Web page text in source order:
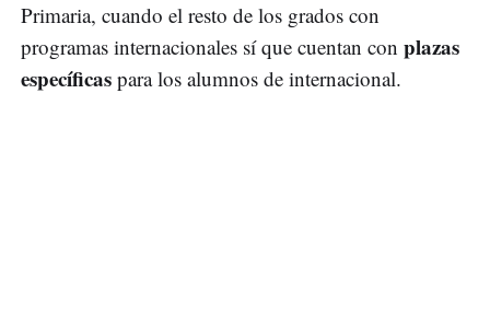
Primaria, cuando el resto de los grados con
programas internacionales sí que cuentan con plazas
específicas para los alumnos de internacional.